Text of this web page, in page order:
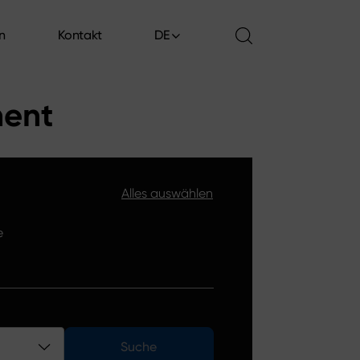
Kontakt
DE
Alles auswählen
Suche